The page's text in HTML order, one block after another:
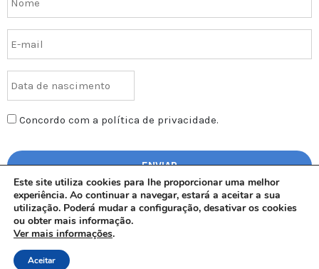
Concordo com a política de privacidade.
Este site utiliza cookies para lhe proporcionar uma melhor
experiência. Ao continuar a navegar, estará a aceitar a sua
utilização. Poderá mudar a configuração, desativar os cookies
ou obter mais informação.
Ver mais informações.
Aceitar